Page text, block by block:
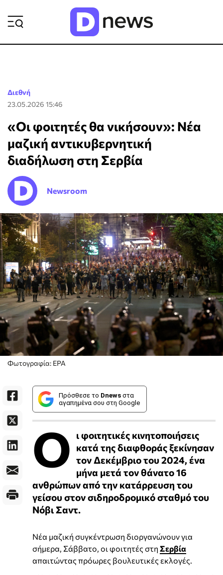
Διεθνή
23.05.2026 15:46
«Οι φοιτητές θα νικήσουν»: Νέα
μαζική αντικυβερνητική
διαδήλωση στη Σερβία
Newsroom
Φωτογραφία: ΕΡΑ
Πρόσθεσε το Dnews στα
αγαπημένα σου στη Google
Ο ι φοιτητικές κινητοποιήσεις
κατά της διαφθοράς ξεκίνησαν
τον Δεκέμβριο του 2024, ένα
μήνα μετά τον θάνατο 16
ανθρώπων από την κατάρρευση του
γείσου στον σιδηροδρομικό σταθμό του
Νόβι Σαντ.
Νέα μαζική συγκέντρωση διοργανώνουν για
σήμερα, Σάββατο, οι φοιτητές στη Σερβία
απαιτώντας πρόωρες βουλευτικές εκλογές.